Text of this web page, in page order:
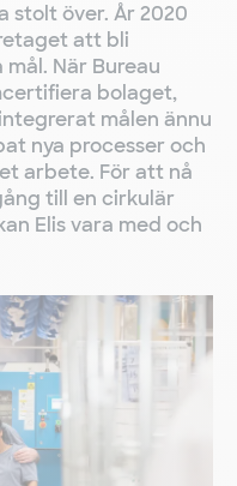
stolt över. År 2020
att bli
När Bureau
bolaget,
målen ännu
nya processer och
arbete. För att nå
till en cirkulär
Elis vara med och